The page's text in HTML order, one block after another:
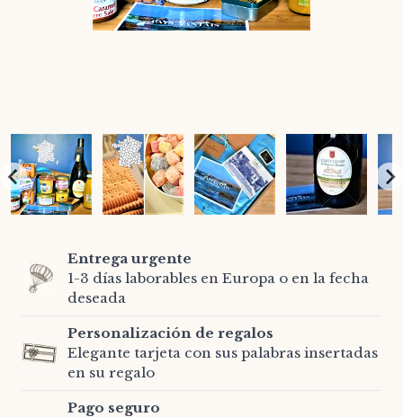
Entrega urgente
1-3 días laborables en Europa o en la fecha
deseada
Personalización de regalos
Elegante tarjeta con sus palabras insertadas
en su regalo
Pago seguro